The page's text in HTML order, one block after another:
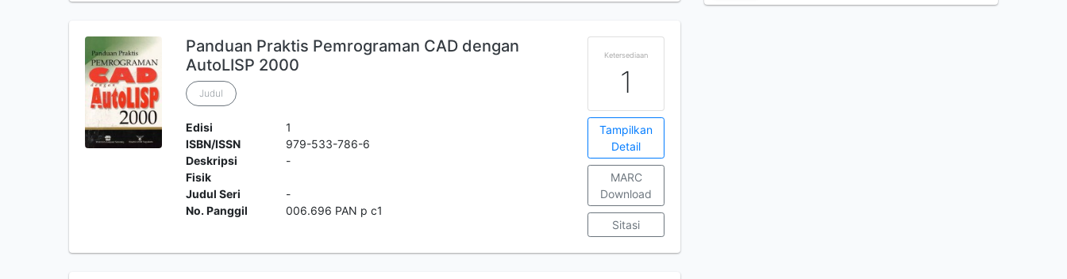
Panduan Praktis Pemrograman CAD dengan
AutoLISP 2000
Judul
Edisi
1
ISBN/ISSN
979-533-786-6
Deskripsi
Fisik
-
Judul Seri
-
No. Panggil
006.696 PAN p c1
Ketersediaan
1
Tampilkan
Detail
MARC
Download
Sitasi